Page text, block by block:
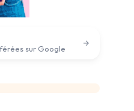
sur Google